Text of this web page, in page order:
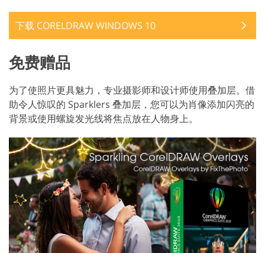
下载 CORELDRAW WINDOWS 10
免费赠品
为了使照片更具魅力，专业摄影师和设计师使用叠加层。借
助令人惊叹的 Sparklers 叠加层，您可以为肖像添加闪亮的
背景或使用螺旋发光线将焦点放在人物身上。